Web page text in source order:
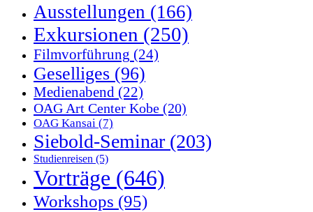
Ausstellungen (166)
Exkursionen (250)
Filmvorführung (24)
Geselliges (96)
Medienabend (22)
OAG Art Center Kobe (20)
OAG Kansai (7)
Siebold-Seminar (203)
Studienreisen (5)
Vorträge (646)
Workshops (95)